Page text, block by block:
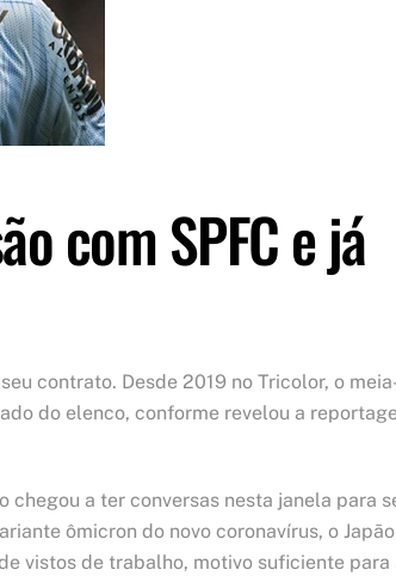
com SPFC e já
contrato. Desde 2019 no Tricolor, o
do elenco, conforme revelou a
a ter conversas nesta janela para
ômicron do novo coronavírus, o Japão
vistos de trabalho, motivo suficiente para